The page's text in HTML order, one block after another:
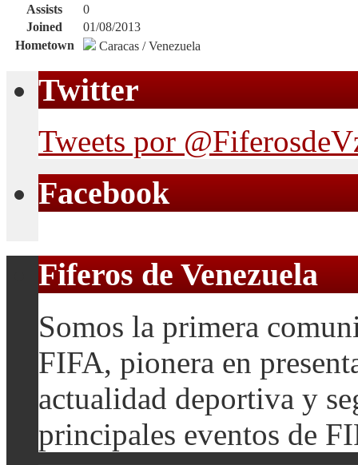
Assists
0
Joined
01/08/2013
Hometown
Caracas / Venezuela
Twitter
Tweets por
Facebook
Fiferos de Venezuela
Somos la primera
FIFA, pionera en
actualidad deportiva y
principales eventos de